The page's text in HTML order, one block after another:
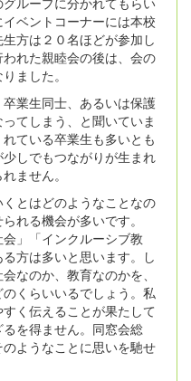
ベントコーナーには本校
方は２０名ほどが参加し
れた親睦会の後は、会の
ました。
業生同士、あるいは保護
てしまう、と聞いていま
ている卒業生も多いとも
しでもつながりが生まれ
ません。
とはどのようなことなの
れる機会が多いです。
会」「インクルーシブ教
方は多いと思います。し
なのか、教育なのかを、
くらいいるでしょう。私
く伝えることが果たして
を得ません。同窓会総
ようなことに思いを馳せ